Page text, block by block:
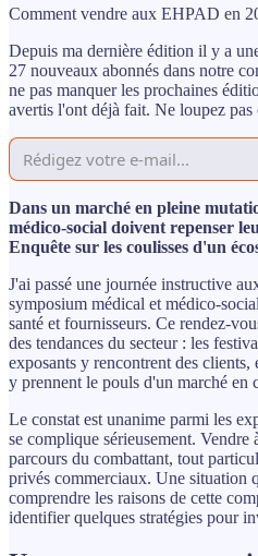
Comment vendre aux EHPAD en
Depuis ma dernière édition il y a
27 nouveaux abonnés dans notre
ne pas manquer les prochaines
avertis l'ont déjà fait. Ne loupez pas
Dans un marché en pleine
médico-social doivent repenser
Enquête sur les coulisses d'un
J'ai passé une journée instructive
symposium médical et médico-
santé et fournisseurs. Ce rendez-
des tendances du secteur : les
exposants y rencontrent des clients,
y prennent le pouls d'un marché en
Le constat est unanime parmi les
se complique sérieusement. Vendre
parcours du combattant, tout
privés commerciaux. Une situation
comprendre les raisons de cette
identifier quelques stratégies pour